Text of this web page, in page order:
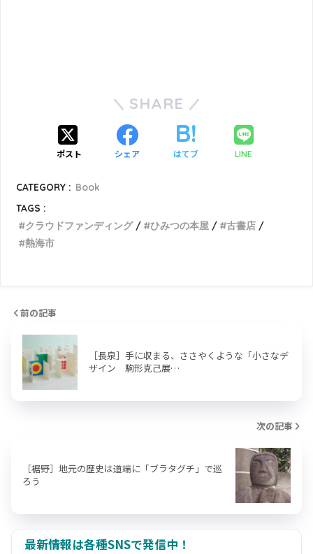
SHARE
ポスト シェア はてブ LINE
CATEGORY : Book
TAGS :
クラウドファンディング
ひみつの本屋
古書店
熱海市
前の記事
［長泉］手に収まる、ささやくような「小さなデ
ザイン 駒形克己展…
次の記事
［裾野］地元の歴史は道端に「ブラタグチ」で巡
ろう
最新情報は各種SNSで発信中！